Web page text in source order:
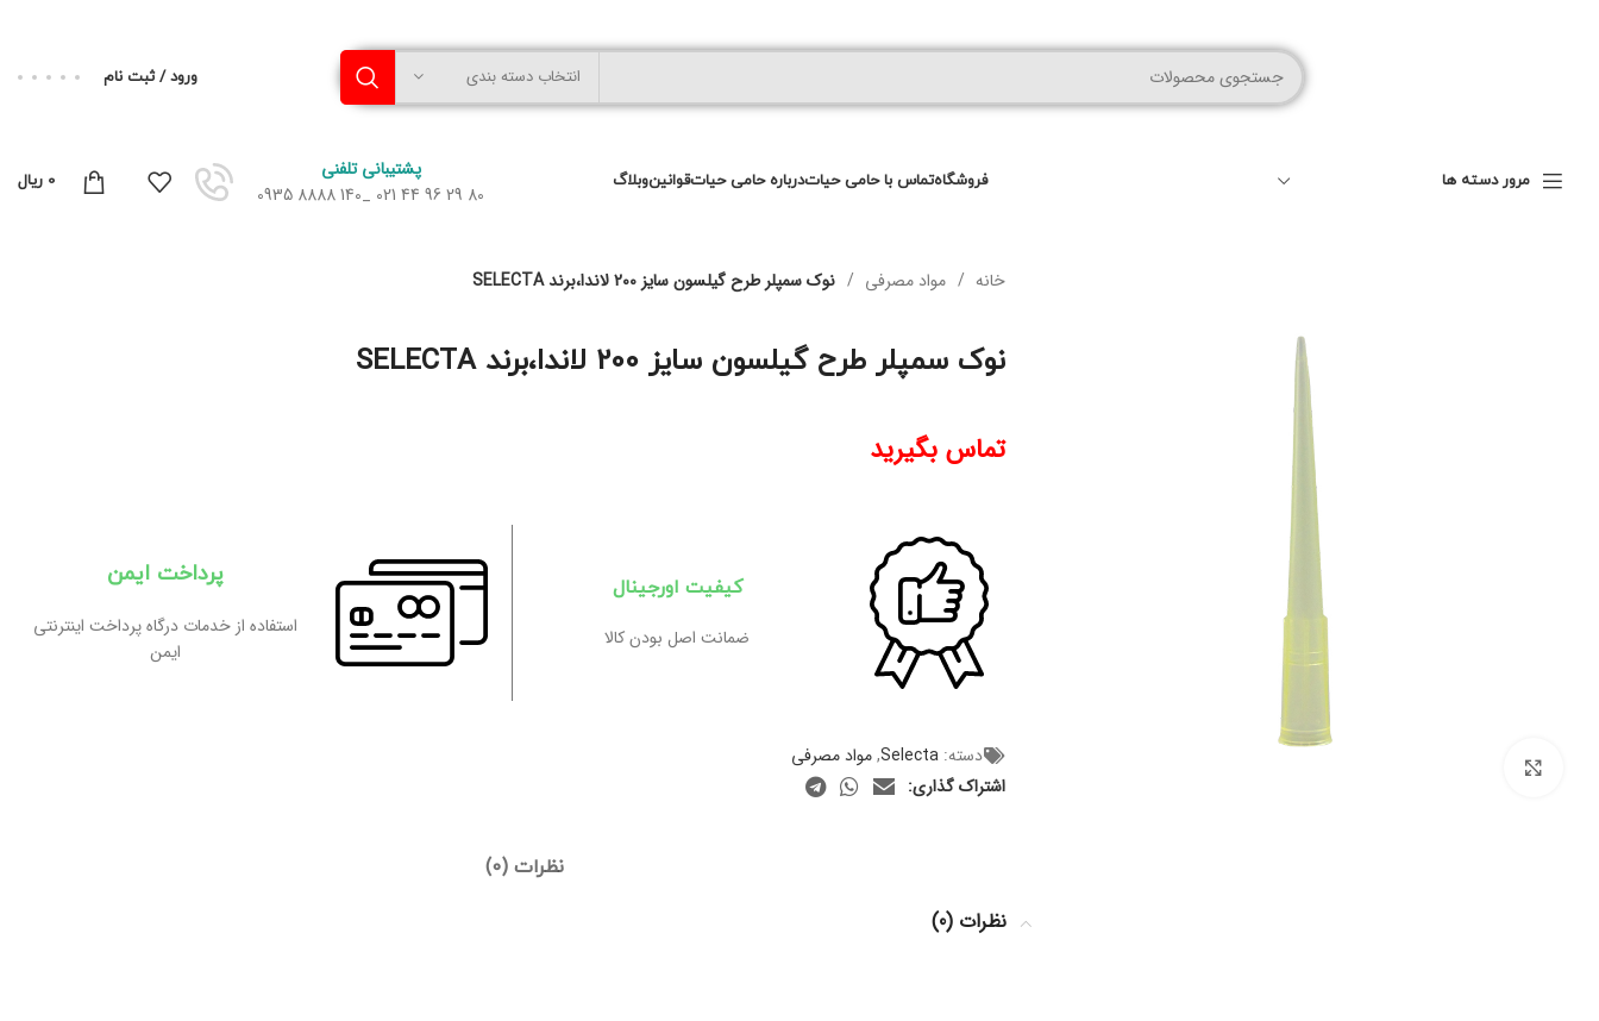
انتخاب دسته بندی ورود / ثبت نام
مرور دسته ها فروشگاهتماس با حامی حیاتدرباره حامی حیاتقوانینوبلاگ
پشتیبانی تلفنی
80 29 96 44 021 _140 8888 0935
0 ریال
خانه مواد مصرفی نوک سمپلر طرح گیلسون سایز 200 لاندا،برند SELECTA
نوک سمپلر طرح گیلسون سایز 200 لاندا،برند SELECTA
تماس بگیرید
کیفیت اورجینال
ضمانت اصل بودن کالا
پرداخت ایمن
استفاده از خدمات درگاه پرداخت اینترنتی
ایمن
دسته: Selecta
,مواد مصرفی
اشتراک گذاری:
نظرات (0)
نظرات (0)